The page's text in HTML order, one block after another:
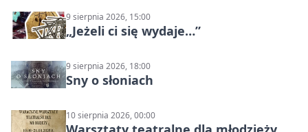
9 sierpnia 2026, 15:00
„Jeżeli ci się wydaje…”
9 sierpnia 2026, 18:00
Sny o słoniach
10 sierpnia 2026, 00:00